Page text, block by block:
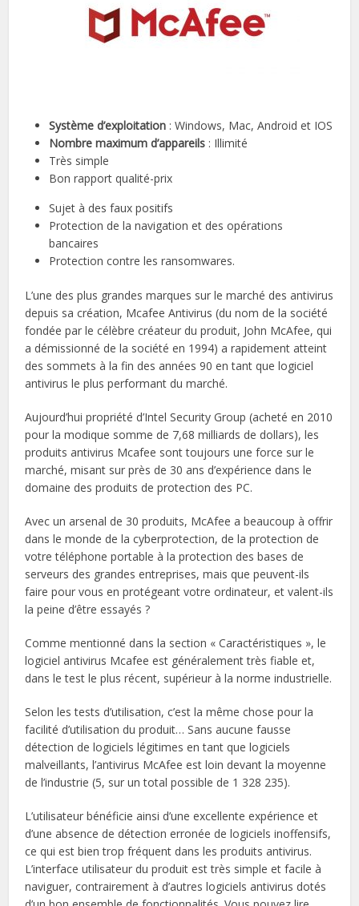
Système d’exploitation : Windows, Mac, Android et IOS
Nombre maximum d’appareils : Illimité
Très simple
Bon rapport qualité-prix
Sujet à des faux positifs
Protection de la navigation et des opérations
bancaires
Protection contre les ransomwares.
L’une des plus grandes marques sur le marché des antivirus
depuis sa création, Mcafee Antivirus (du nom de la société
fondée par le célèbre créateur du produit, John McAfee, qui
a démissionné de la société en 1994) a rapidement atteint
des sommets à la fin des années 90 en tant que logiciel
antivirus le plus performant du marché.
Aujourd’hui propriété d’Intel Security Group (acheté en 2010
pour la modique somme de 7,68 milliards de dollars), les
produits antivirus Mcafee sont toujours une force sur le
marché, misant sur près de 30 ans d’expérience dans le
domaine des produits de protection des PC.
Avec un arsenal de 30 produits, McAfee a beaucoup à offrir
dans le monde de la cyberprotection, de la protection de
votre téléphone portable à la protection des bases de
serveurs des grandes entreprises, mais que peuvent-ils
faire pour vous en protégeant votre ordinateur, et valent-ils
la peine d’être essayés ?
Comme mentionné dans la section « Caractéristiques », le
logiciel antivirus Mcafee est généralement très fiable et,
dans le test le plus récent, supérieur à la norme industrielle.
Selon les tests d’utilisation, c’est la même chose pour la
facilité d’utilisation du produit… Sans aucune fausse
détection de logiciels légitimes en tant que logiciels
malveillants, l’antivirus McAfee est loin devant la moyenne
de l’industrie (5, sur un total possible de 1 328 235).
L’utilisateur bénéficie ainsi d’une excellente expérience et
d’une absence de détection erronée de logiciels inoffensifs,
ce qui est bien trop fréquent dans les produits antivirus.
L’interface utilisateur du produit est très simple et facile à
naviguer, contrairement à d’autres logiciels antivirus dotés